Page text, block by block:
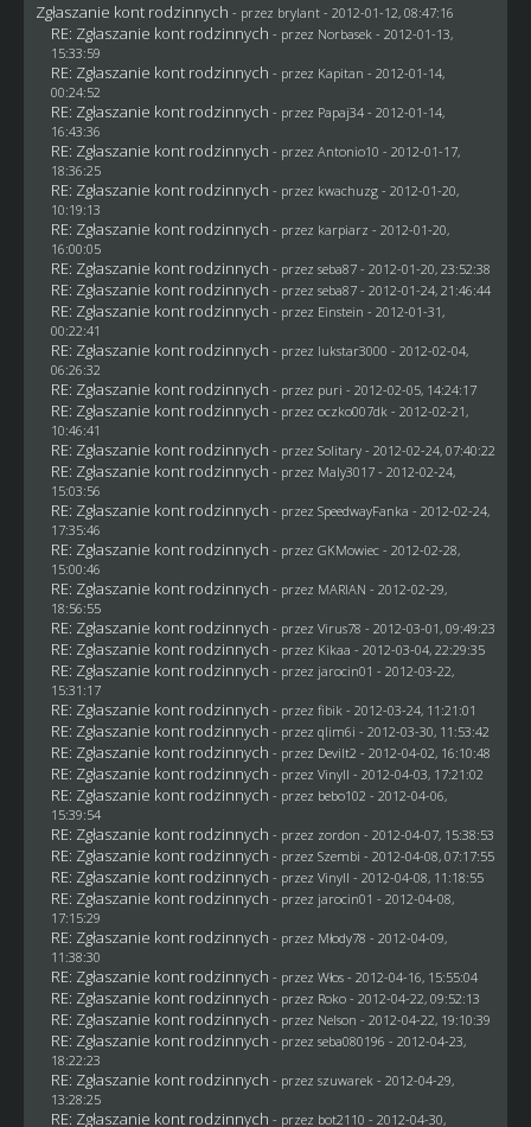
Zgłaszanie kont rodzinnych - przez brylant- 2012-01-12, 08:47:16
RE: Zgłaszanie kont rodzinnych - przez Norbasek- 2012-01-13,
15:33:59
RE: Zgłaszanie kont rodzinnych - przez Kapitan - 2012-01-14,
00:24:52
RE: Zgłaszanie kont rodzinnych - przez Papaj34- 2012-01-14,
16:43:36
RE: Zgłaszanie kont rodzinnych - przez Antonio10 - 2012-01-17,
18:36:25
RE: Zgłaszanie kont rodzinnych - przez kwachuzg- 2012-01-20,
10:19:13
RE: Zgłaszanie kont rodzinnych - przez karpiarz - 2012-01-20,
16:00:05
RE: Zgłaszanie kont rodzinnych - przez seba87- 2012-01-20, 23:52:38
RE: Zgłaszanie kont rodzinnych - przez seba87- 2012-01-24, 21:46:44
RE: Zgłaszanie kont rodzinnych - przez Einstein - 2012-01-31,
00:22:41
RE: Zgłaszanie kont rodzinnych - przez lukstar3000 - 2012-02-04,
06:26:32
RE: Zgłaszanie kont rodzinnych - przez puri - 2012-02-05, 14:24:17
RE: Zgłaszanie kont rodzinnych - przez oczko007dk - 2012-02-21,
10:46:41
RE: Zgłaszanie kont rodzinnych - przez Solitary- 2012-02-24, 07:40:22
RE: Zgłaszanie kont rodzinnych - przez Maly3017- 2012-02-24,
15:03:56
RE: Zgłaszanie kont rodzinnych - przez SpeedwayFanka - 2012-02-24,
17:35:46
RE: Zgłaszanie kont rodzinnych - przez GKMowiec- 2012-02-28,
15:00:46
RE: Zgłaszanie kont rodzinnych - przez MARIAN - 2012-02-29,
18:56:55
RE: Zgłaszanie kont rodzinnych - przez Virus78 - 2012-03-01, 09:49:23
RE: Zgłaszanie kont rodzinnych - przez Kikaa - 2012-03-04, 22:29:35
RE: Zgłaszanie kont rodzinnych - przez jarocin01 - 2012-03-22,
15:31:17
RE: Zgłaszanie kont rodzinnych - przez fibik- 2012-03-24, 11:21:01
RE: Zgłaszanie kont rodzinnych - przez qlim6i - 2012-03-30, 11:53:42
RE: Zgłaszanie kont rodzinnych - przez Devilt2 - 2012-04-02, 16:10:48
RE: Zgłaszanie kont rodzinnych - przez Vinyll - 2012-04-03, 17:21:02
RE: Zgłaszanie kont rodzinnych - przez bebo102 - 2012-04-06,
15:39:54
RE: Zgłaszanie kont rodzinnych - przez zordon - 2012-04-07, 15:38:53
RE: Zgłaszanie kont rodzinnych - przez Szembi - 2012-04-08, 07:17:55
RE: Zgłaszanie kont rodzinnych - przez Vinyll - 2012-04-08, 11:18:55
RE: Zgłaszanie kont rodzinnych - przez jarocin01 - 2012-04-08,
17:15:29
RE: Zgłaszanie kont rodzinnych - przez Młody78 - 2012-04-09,
11:38:30
RE: Zgłaszanie kont rodzinnych - przez Włos- 2012-04-16, 15:55:04
RE: Zgłaszanie kont rodzinnych - przez Roko- 2012-04-22, 09:52:13
RE: Zgłaszanie kont rodzinnych - przez Nelson - 2012-04-22, 19:10:39
RE: Zgłaszanie kont rodzinnych - przez seba080196 - 2012-04-23,
18:22:23
RE: Zgłaszanie kont rodzinnych - przez szuwarek- 2012-04-29,
13:28:25
RE: Zgłaszanie kont rodzinnych - przez bot2110 - 2012-04-30,